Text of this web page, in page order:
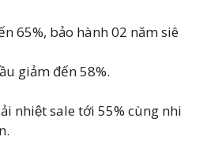
65%, bảo hành 02 năm siê
giảm đến 58%.
nhiệt sale tới 55% cùng nhi